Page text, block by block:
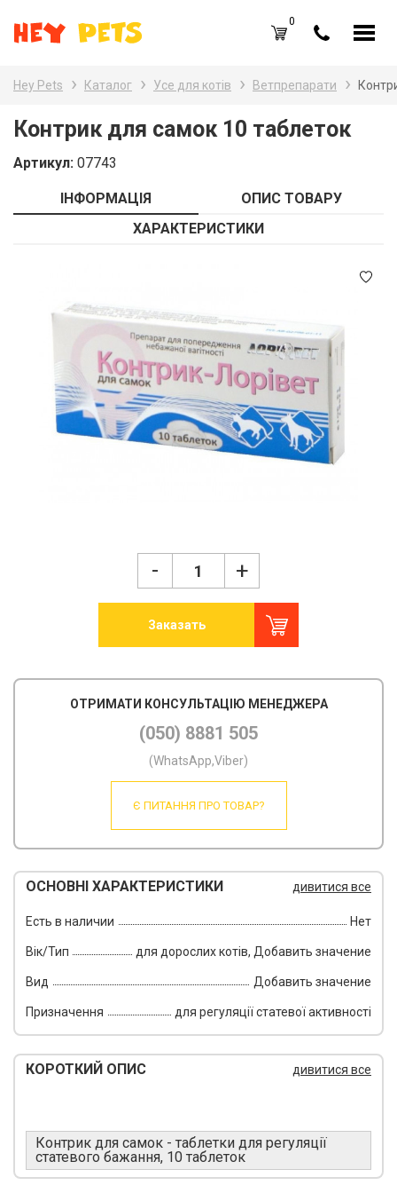
RU
UA
Вхід /Реєстрація
Обране (0)
Оплата і доставка
0
Hey Pets Каталог Усе для котів Ветпрепарати
Контрик для самок 10 таблеток
Артикул: 07743
ІНФОРМАЦІЯ
ОПИС ТОВАРУ
ХАРАКТЕРИСТИКИ
- +
Заказать
ОТРИМАТИ КОНСУЛЬТАЦІЮ МЕНЕДЖЕРА
(050) 8881 505
(WhatsApp,Viber)
Є ПИТАННЯ ПРО ТОВАР?
ОСНОВНІ ХАРАКТЕРИСТИКИ дивитися все
Есть в наличии Нет
Вік/Тип для дорослих котів, Добавить значение
Вид Добавить значение
Призначення для регуляції статевої активності
КОРОТКИЙ ОПИС дивитися все
Контрик для самок - таблетки для регуляції
статевого бажання, 10 таблеток